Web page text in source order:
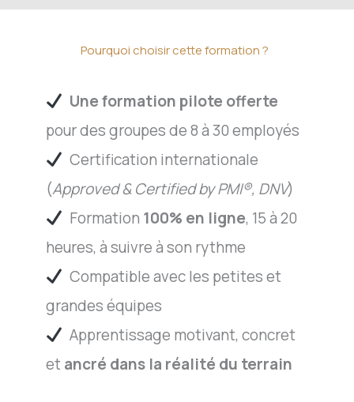
Pourquoi choisir cette formation ?​
​ Une formation pilote offerte
pour des groupes de 8 à 30 employés
Certification internationale
(Approved & Certified by PMI®, DNV)
Formation 100% en ligne, 15 à 20
heures, à suivre à son rythme
Compatible avec les petites et
grandes équipes
Apprentissage motivant, concret
et ancré dans la réalité du terrain